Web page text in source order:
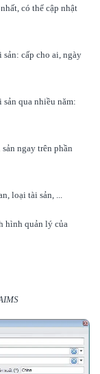
có thể cập nhật
cấp cho ai, ngày
qua nhiều năm:
ngay trên phần
loại tài sản, ...
hình quản lý của